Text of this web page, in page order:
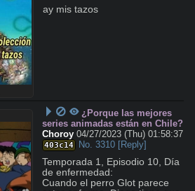
ay mis tazos
¿Porque las mejores
series animadas están en Chile?
Choroy 04/27/2023 (Thu) 01:58:37
403c14 No. 3310 [Reply]
Temporada 1, Episodio 10, Día
de enfermedad:
Cuando el perro Glot parece